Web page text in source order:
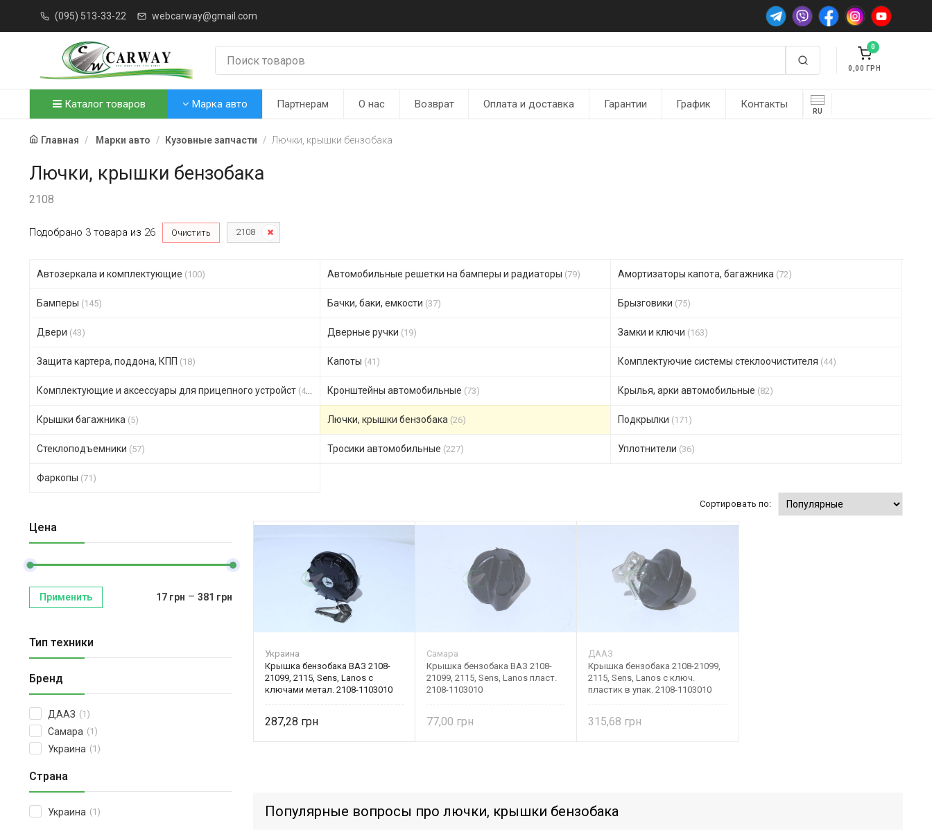
(095) 513-33-22 webcarway@gmail.com
0
0,00
Каталог товаров Марка авто Партнерам О нас Возврат Оплата и доставка Гарантии График Контакты
RU
Главная Марки авто Кузовные запчасти Лючки, крышки бензобака
Лючки, крышки бензобака
2108
Подобрано 3 товара из 26 Очистить 2108
Автозеркала и комплектующие (100) Автомобильные решетки на бамперы и радиаторы (79) Амортизаторы капота, багажника (72)
Бамперы (145) Бачки, баки, емкости (37) Брызговики (75)
Двери (43) Дверные ручки (19) Замки и ключи (163)
Защита картера, поддона, КПП (18) Капоты (41) Комплектуючие системы стеклоочистителя (44)
Комплектующие и аксессуары для прицепного устройст (47) Кронштейны автомобильные (73) Крылья, арки автомобильные (82)
Крышки багажника (5) Лючки, крышки бензобака (26) Подкрылки (171)
Стеклоподъемники (57) Тросики автомобильные (227) Уплотнители (36)
Фаркопы (71)
Цена
Применить 17грн – 381 грн
Тип техники
Бренд
ДААЗ (1)
Самара (1)
Украина (1)
Страна
Украина (1)
Сортировать по:
Украина
Крышка бензобака ВАЗ 2108-
21099, 2115, Sens, Lanos с
ключами метал. 2108-1103010
287,28
Самара
Крышка бензобака ВАЗ 2108-
21099, 2115, Sens, Lanos пласт.
2108-1103010
77,00
ДААЗ
Крышка бензобака 2108-21099,
2115, Sens, Lanos с ключ.
пластик в упак. 2108-1103010
315,68
Популярные вопросы про лючки, крышки бензобака